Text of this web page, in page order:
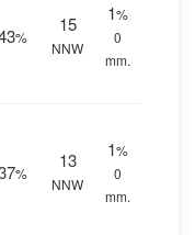
%
15
NNW
1%
0
mm.
%
13
NNW
1%
0
mm.